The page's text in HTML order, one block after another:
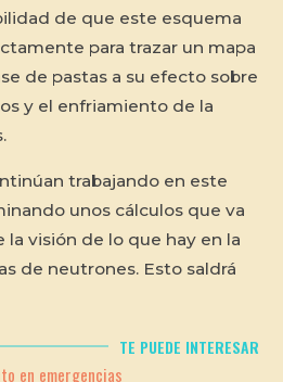
de que este esquema
para trazar un mapa
de pastas a su efecto sobre
y el enfriamiento de la
trabajando en este
unos cálculos que va
visión de lo que hay en la
de neutrones. Esto saldrá
TE PUEDE INTERESAR
en emergencias